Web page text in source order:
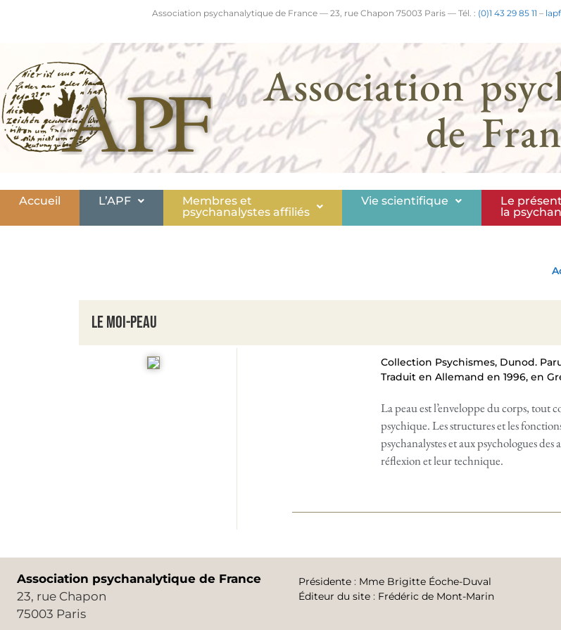
Association psychanalytique de France — 23, rue Chapon 75003 Paris — Tél. : (0)1 43 29 85 11 –
Association
de
Accueil L’APF
Membres et
psychanalystes affiliés
Vie scientifique
Le
la
Le Moi-peau
Collection Psychismes, Dunod.
Traduit en Allemand en 1996, en
La peau est l’enveloppe du corps, tout
psychique. Les structures et les
psychanalystes et aux psychologues
réflexion et leur technique.
Association psychanalytique de France
23, rue Chapon
75003 Paris
Présidente: Mme Brigitte Éoche-Duval
Éditeur du site: Frédéric de Mont-Marin